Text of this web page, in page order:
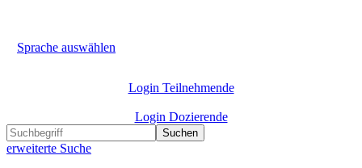
Sprache auswählen
Login Teilnehmende
Login Dozierende
Suchen
erweiterte Suche